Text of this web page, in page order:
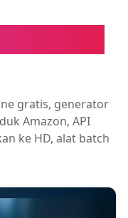
gratis, generator
Amazon, API
ke HD, alat batch